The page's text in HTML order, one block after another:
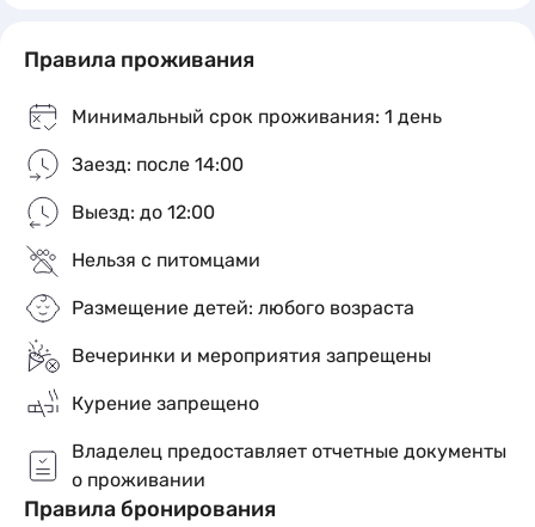
Телевизор (смарт тв)
Гарантия чистоты квартиры студии
Холодильник
Стиральная машина
Водонагреватель
Чайник, плита
Постельное бельё, полотенца, ванные
принадлежности, кофе, чай, фен
У нас бесконтактное заселение:
Правила проживания
Минимальный срок проживания: 1 день
Заезд: после 14:00
Выезд: до 12:00
Нельзя с питомцами
Размещение детей: любого возраста
Вечеринки и мероприятия запрещены
Курение запрещено
Владелец предоставляет отчетные документы
о проживании
Правила бронирования